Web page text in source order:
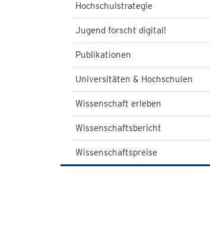
Hochschulstrategie
Jugend forscht digital!
Publikationen
Universitäten & Hochschulen
Wissenschaft erleben
Wissenschaftsbericht
Wissenschaftspreise